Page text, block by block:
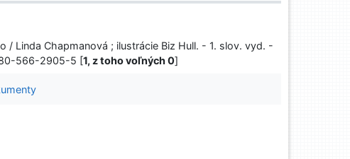
/ Linda Chapmanová ; ilustrácie Biz Hull. - 1. slov. vyd. -
80-566-2905-5 [1, z toho voľných 0]